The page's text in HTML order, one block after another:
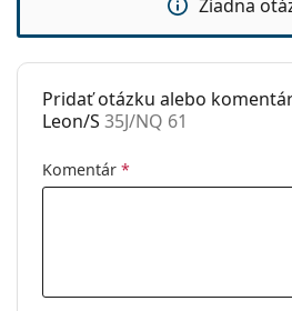
Žiadna
Pridať otázku alebo
Leon/S 35J/NQ 61
Komentár *